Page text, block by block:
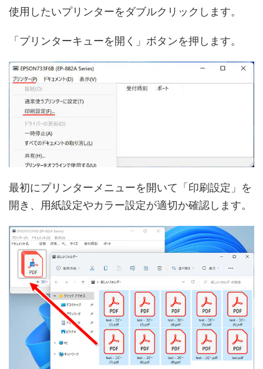
使用したいプリンターをダブルクリックします。
「プリンターキューを開く」ボタンを押します。
最初にプリンターメニューを開いて「印刷設定」を
開き、用紙設定やカラー設定が適切か確認します。